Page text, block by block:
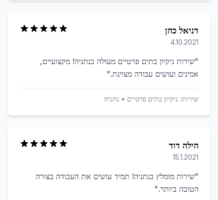
דניאל כהן
4.10.2021
"שירות ניקיון בתים פרטיים מעולה בנתניה! מקצועיים,
אמינים ועושים עבודה מצוינת."
שירות: ניקיון בתים פרטיים • נתניה
הילה דוד
15.1.2021
"שירות מומלץ בנתניה! תמיד עושים את העבודה בצורה
הטובה ביותר."